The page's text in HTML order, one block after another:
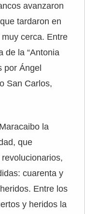
avanzaron
tardaron en
cerca. Entre
de la “Antonia
por Ángel
San Carlos,
la
que
cuarenta y
Entre los
y heridos la